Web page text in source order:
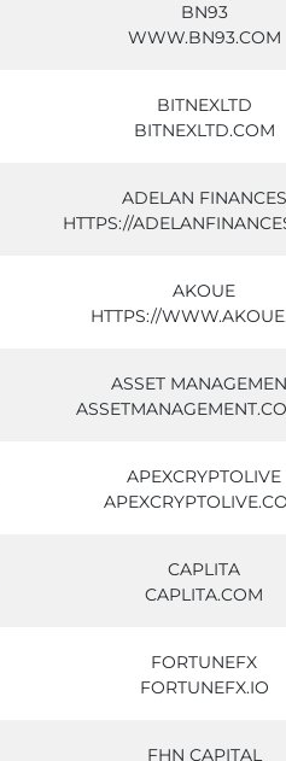
BN93
WWW.BN93.COM
BITNEXLTD
BITNEXLTD.COM
ADELAN FINANCES
HTTPS://
AKOUE
HTTPS://
ASSET
APEXCRYPTOLIVE
CAPLITA
CAPLITA.COM
FORTUNEFX
FORTUNEFX.IO
FHN CAPITAL